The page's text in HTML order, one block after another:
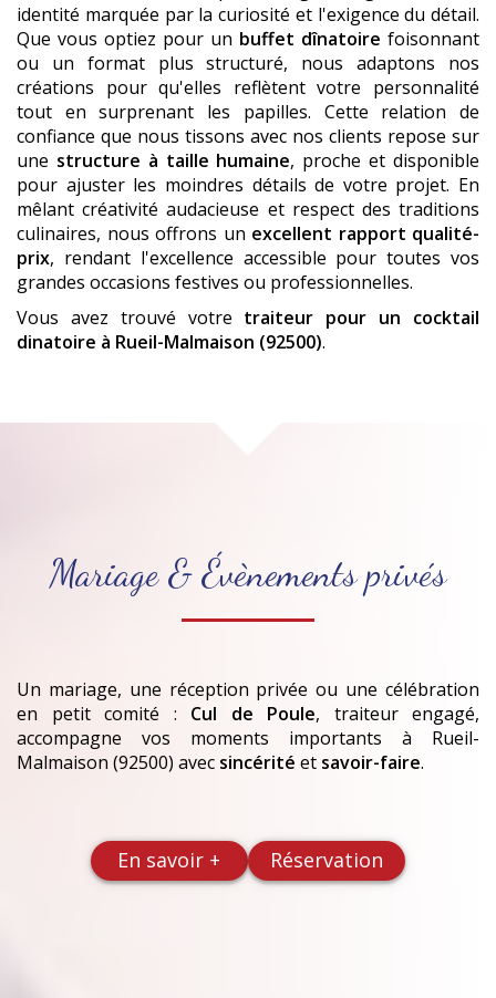
identité marquée par la curiosité et l'exigence du détail.
Que vous optiez pour un buffet dînatoire foisonnant
ou un format plus structuré, nous adaptons nos
créations pour qu'elles reflètent votre personnalité
tout en surprenant les papilles. Cette relation de
confiance que nous tissons avec nos clients repose sur
une structure à taille humaine, proche et disponible
pour ajuster les moindres détails de votre projet. En
mêlant créativité audacieuse et respect des traditions
culinaires, nous offrons un excellent rapport qualité-
prix, rendant l'excellence accessible pour toutes vos
grandes occasions festives ou professionnelles.
Vous avez trouvé votre traiteur pour un cocktail
dinatoire à Rueil-Malmaison (92500).
Mariage & Évènements privés
Un mariage, une réception privée ou une célébration
en petit comité : Cul de Poule, traiteur engagé,
accompagne vos moments importants à Rueil-
Malmaison (92500) avec sincérité et savoir-faire.
En savoir + Réservation